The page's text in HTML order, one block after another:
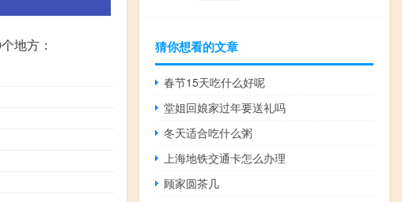
地方：
猜你想看的文章
春节15天吃什么好呢
堂姐回娘家过年要送礼吗
冬天适合吃什么粥
上海地铁交通卡怎么办理
顾家圆茶几